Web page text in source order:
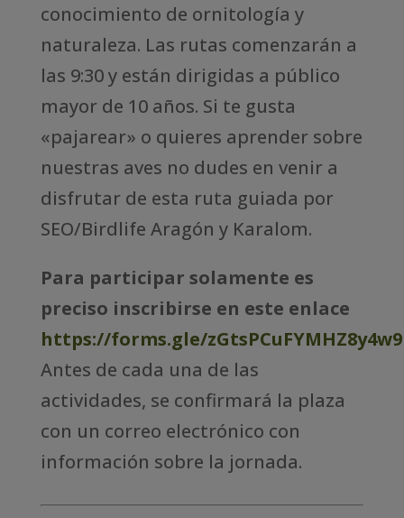
conocimiento de ornitología y
naturaleza. Las rutas comenzarán a
las 9:30 y están dirigidas a público
mayor de 10 años. Si te gusta
«pajarear» o quieres aprender sobre
nuestras aves no dudes en venir a
disfrutar de esta ruta guiada por
SEO/Birdlife Aragón y Karalom.
Para participar solamente es
preciso inscribirse en este enlace
https://forms.gle/
Antes de cada una de las
actividades, se confirmará la plaza
con un correo electrónico con
información sobre la jornada.